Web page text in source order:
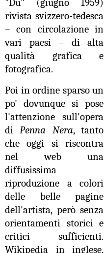
"Du" (giugno 1959)
rivista svizzero-tedesca
– con circolazione in
vari paesi – di alta
qualità grafica e
fotografica.
Poi in ordine sparso un
po' dovunque si pose
l'attenzione sull'opera
diPenna Nera, tanto
che oggi si riscontra
nel web una
diffusissima
riproduzione a colori
delle belle pagine
dell'artista, però senza
orientamenti storici e
critici sufficienti.
Wikipedia in inglese,